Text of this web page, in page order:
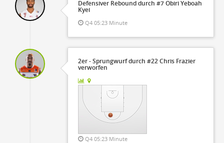
Defensiver Rebound durch #7 Obiri Yeboah
Kyei
Q4 05:23 Minute
2er - Sprungwurf durch #22 Chris Frazier
verworfen
Q4 05:23 Minute